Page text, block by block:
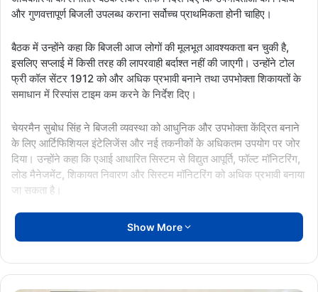
और गुणवत्तापूर्ण बिजली उपलब्ध कराना सर्वोच्च प्राथमिकता होनी चाहिए।
बैठक में उन्होंने कहा कि बिजली आज लोगों की मूलभूत आवश्यकता बन चुकी है,
इसलिए सप्लाई में किसी तरह की लापरवाही बर्दाश्त नहीं की जाएगी। उन्होंने टोल
फ्री कॉल सेंटर 1912 को और अधिक प्रभावी बनाने तथा उपभोक्ता शिकायतों के
समाधान में रिस्पांस टाइम कम करने के निर्देश दिए।
चेयरमैन सुबोध सिंह ने बिजली व्यवस्था को आधुनिक और उपभोक्ता केंद्रित बनाने
के लिए आर्टिफिशियल इंटेलिजेंस और नई तकनीकों के अधिकतम उपयोग पर जोर
दिया। उन्होंने कहा कि एआई आधारित सिस्टम से विद्युत आपूर्ति, फॉल्ट मॉनिटरिंग,
लोड मैनेजमेंट, शिकायत निवारण और सिस्टम मॉनिटरिंग को अधिक प्रभावी बनाया
जा सकता है।
उन्होंने अधिकारियों और कर्मचारियों को नई तकनीकों के अनुरूप प्रशिक्षित करने
की आवश्यकता भी बताई, ताकि कार्य क्षमता और उपभोक्ता सेवाओं की गुणवत्ता में
बैठक में जनरेशन कंपनी के एमडी S K Katiyar, ट्रांसमिशन कंपनी के एमडी
Show More